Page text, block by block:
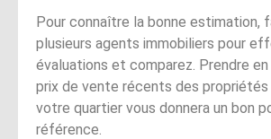
Pour connaître la bonne estimation,
plusieurs agents immobiliers pour
évaluations et comparez. Prendre
prix de vente récents des propriétés
votre quartier vous donnera un bon
référence.